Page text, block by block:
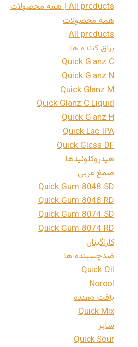
All products | همه محصولات
همه محصولات
All products
براق کننده ها
Quick Glanz C
Quick Glanz N
Quick Glanz M
Quick Glanz C Liquid
Quick Glanz H
Quick Lac IPA
Quick Gloss DF
هیدروکلوئیدها
صمغ عربی
Quick Gum 8048 SD
Quick Gum 8048 RD
Quick Gum 8074 SD
Quick Gum 8074 RD
کاراگینان
ضدچسبنده ها
Quick Oil
Noreol
بافت دهنده
Quick Mix
سایر
Quick Sour